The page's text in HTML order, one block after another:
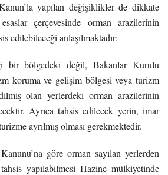
yapılan değişiklikler de dikkate
esaslar çerçevesinde orman arazilerinin
edilebileceği anlaşılmaktadır:
bir bölgedeki değil, Bakanlar Kurulu
koruma ve gelişim bölgesi veya turizm
olan yerlerdeki orman arazilerinin
Ayrıca tahsis edilecek yerin, imar
ayrılmış olması gerekmektedir.
göre orman sayılan yerlerden
yapılabilmesi Hazine mülkiyetinde